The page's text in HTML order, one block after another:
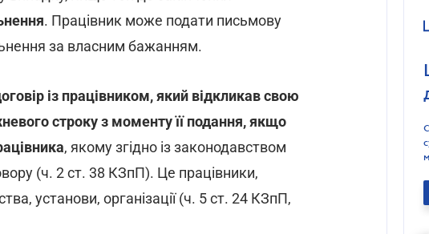
. Працівник може подати письмову
за власним бажанням.
із працівником, який відкликав свою
строку з моменту її подання, якщо
, якому згідно із законодавством
(ч. 2 ст. 38 КЗпП). Це працівники,
установи, організації (ч. 5 ст. 24 КЗпП,